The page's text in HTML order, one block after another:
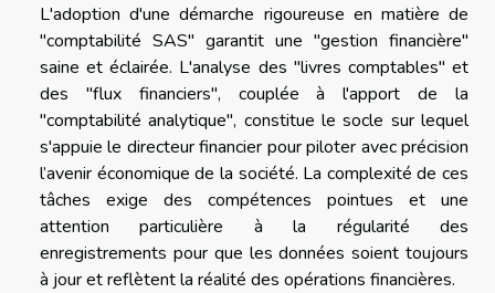
L'adoption d'une démarche rigoureuse en matière de
"comptabilité SAS" garantit une "gestion financière"
saine et éclairée. L'analyse des "livres comptables" et
des "flux financiers", couplée à l'apport de la
"comptabilité analytique", constitue le socle sur lequel
s'appuie le directeur financier pour piloter avec précision
l’avenir économique de la société. La complexité de ces
tâches exige des compétences pointues et une
attention particulière à la régularité des
enregistrements pour que les données soient toujours
à jour et reflètent la réalité des opérations financières.